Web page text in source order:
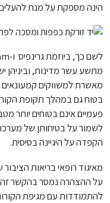
הינה מספקת על מנת להעלים
מתשע עשר מדינות,
מאשרת למשווקים קמעונאים
בטוח גם במהלך תקופת
פעמיים אינם בטוחים יותר
לשמור על בטיחותן של
הקפדה על היגיינה בסיסית.
מאיגוד רופאי בריאות
על ההצהרה נמסר בהקשר
להתמודדות עם מגיפת